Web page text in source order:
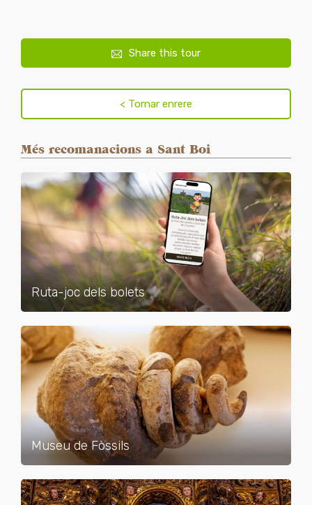
Share this tour
Més recomanacions a Sant Boi
Ruta-joc dels bolets
Museu de Fòssils